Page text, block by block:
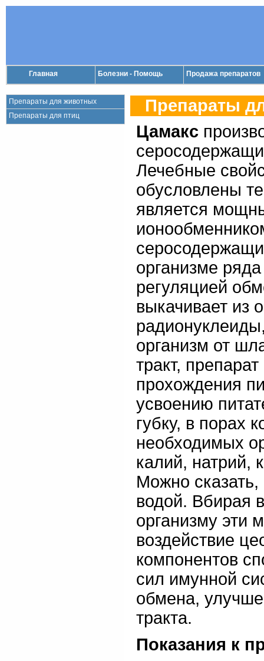
Препараты
Цамакс
Лечебные
обусловлены
является
организме
регуляцией
выкачивает из
организм от
тракт,
прохождения
усвоению
губку, в порах
необходимых
калий, натрий,
Можно
водой. Вбирая
организму эти
воздействие
компонентов
сил имунной
обмена,
тракта.
Показания к
Препараты для животных
Препараты для птиц
Главная Болезни - Помощь Продажа препаратов